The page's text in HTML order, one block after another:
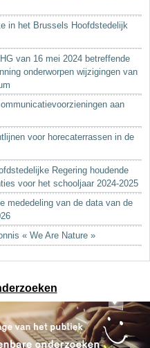
in het Brussels Hoofdstedelijk
van 16 mei 2024 betreffende
onderworpen wijzigingen van
aan
voor horecaterrassen in de
Regering houdende
voor het schooljaar 2024-2025
mededeling van de data van de
« We Are Nature »